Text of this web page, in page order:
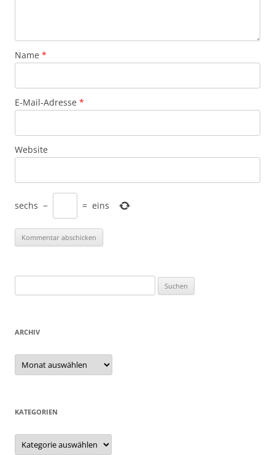
Name *
E-Mail-Adresse *
Website
sechs − = eins
nach:
ARCHIV
Archiv
KATEGORIEN
Kategorien